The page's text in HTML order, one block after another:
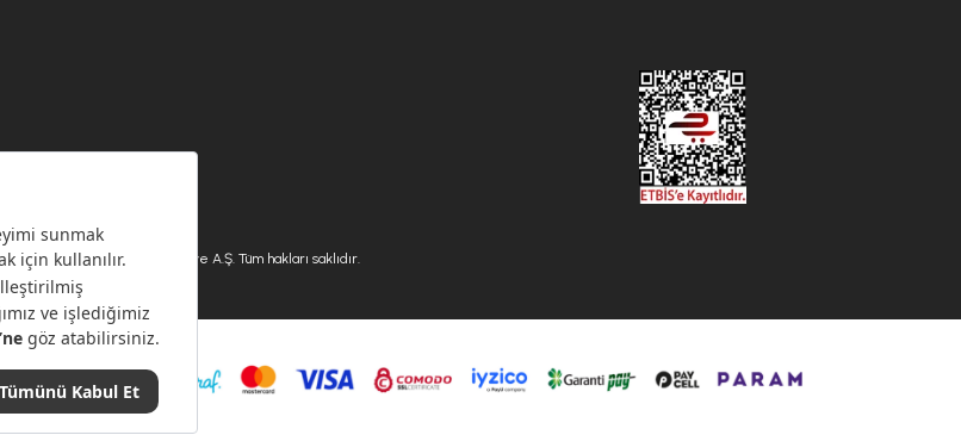
© 2026 - Karaca Züccaciye A.Ş. Tüm hakları saklıdır.